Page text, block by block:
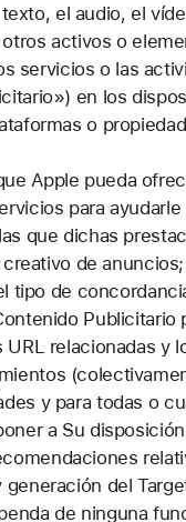
el audio, el
activos o
servicios o las
en los
o
Apple pueda
para
que dichas
de
tipo de
URL relacionadas
y para todas o
a Su
del
de ninguna